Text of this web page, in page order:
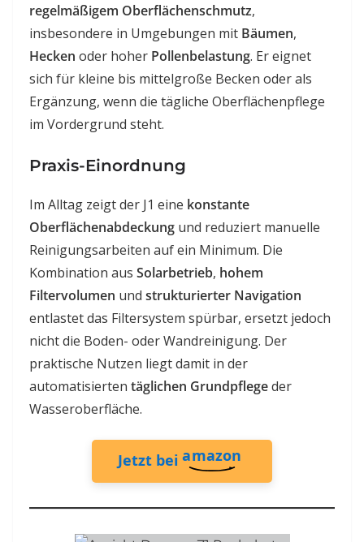
regelmäßigem Oberflächenschmutz,
insbesondere in Umgebungen mit Bäumen,
Hecken oder hoher Pollenbelastung. Er eignet
sich für kleine bis mittelgroße Becken oder als
Ergänzung, wenn die tägliche Oberflächenpflege
im Vordergrund steht.
Praxis-Einordnung
Im Alltag zeigt der J1 eine konstante
Oberflächenabdeckung und reduziert manuelle
Reinigungsarbeiten auf ein Minimum. Die
Kombination aus Solarbetrieb, hohem
Filtervolumen und strukturierter Navigation
entlastet das Filtersystem spürbar, ersetzt jedoch
nicht die Boden- oder Wandreinigung. Der
praktische Nutzen liegt damit in der
automatisierten täglichen Grundpflegeder
Wasseroberfläche.
Jetzt bei amazon